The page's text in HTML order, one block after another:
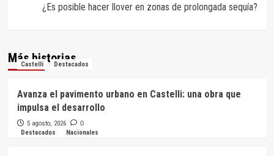
¿Es posible hacer llover en zonas de prolongada sequía?
Más historias
Castelli Destacados
Avanza el pavimento urbano en Castelli: una obra que
impulsa el desarrollo
5 agosto, 2026 0
Destacados Nacionales